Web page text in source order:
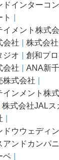
ドインターコ
イメント株式
会社
株式会
オ
創和プ
会社
ANA新
株式会社
インメント株
株式会社JALス
ウウェディ
ンドカンパ
ベ